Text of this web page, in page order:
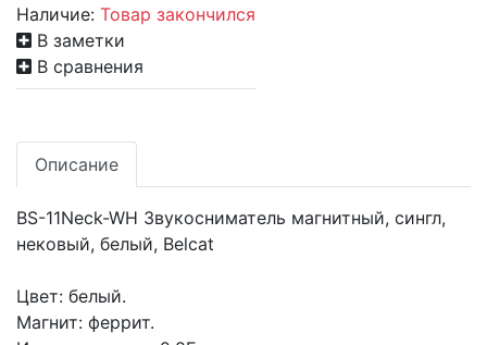
Наличие: Товар закончился
В заметки
В сравнения
Описание
BS-11Neck-WH Звукосниматель магнитный, сингл,
нековый, белый, Belcat
Цвет: белый.
Магнит: феррит.